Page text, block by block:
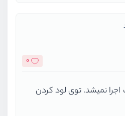
0
نمیشد. توی لود کردن